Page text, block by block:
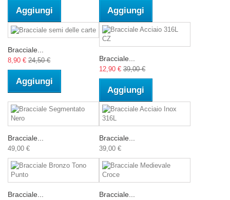
Aggiungi Aggiungi
Bracciale...
8,90 € 24,50 €
Aggiungi
Bracciale...
12,90 € 39,00 €
Aggiungi
Bracciale...
49,00 €
Bracciale...
39,00 €
Bracciale... Bracciale...